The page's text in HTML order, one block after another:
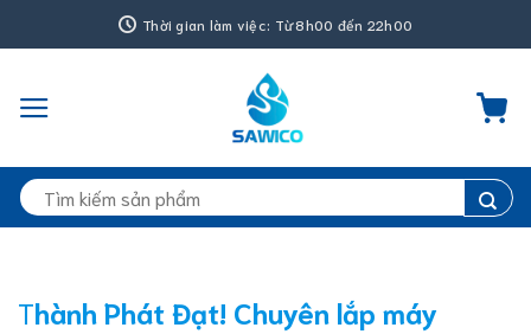
qua
dung
Thời gian làm việc: Từ 8h00 đến 22h00
Tìm
kiếm:
Thành Phát Đạt! Chuyên lắp máy